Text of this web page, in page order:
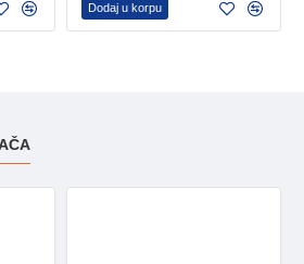
Dodaj u korpu